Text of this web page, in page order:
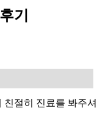
기
절히 진료를 봐주셔